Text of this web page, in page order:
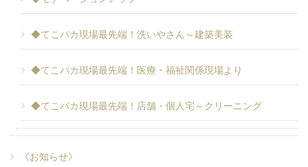
◆てこパカ現場最先端！洗いやさん～建築美装
◆てこパカ現場最先端！医療・福祉関係現場より
◆てこパカ現場最先端！店舗・個人宅～クリーニング
《お知らせ》